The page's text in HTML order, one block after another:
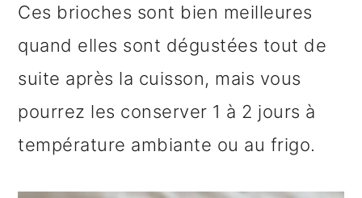
Ces brioches sont bien meilleures
quand elles sont dégustées tout de
suite après la cuisson, mais vous
pourrez les conserver 1 à 2 jours à
température ambiante ou au frigo.